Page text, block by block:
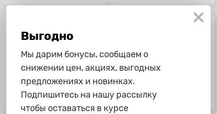
1 215 ₽
Шпатлевка универсальная
645 ₽
Шпатлевка однокомпонентная
"Novol" 1К, 0,2кг
Выгодно
Мы дарим бонусы, сообщаем о
снижении цен, акциях, выгодных
предложениях и новинках.
Подпишитесь на нашу рассылку
чтобы оставаться в курсе